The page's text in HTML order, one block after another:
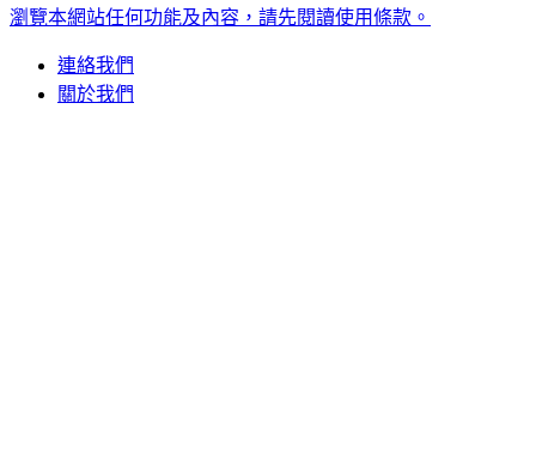
瀏覽本網站任何功能及內容，請先閱讀使用條款。
連絡我們
關於我們